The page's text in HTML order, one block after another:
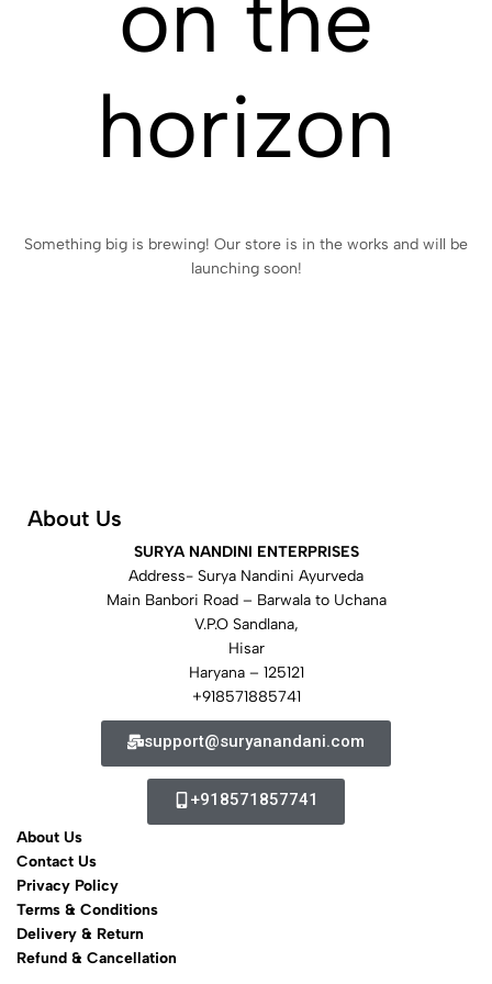
horizon
Something big is brewing! Our store is in the works and will be
launching soon!
About Us
SURYA NANDINI ENTERPRISES
Address- Surya Nandini Ayurveda
Main Banbori Road – Barwala to Uchana
V.P.O Sandlana,
Hisar
Haryana – 125121
+918571885741
support@suryanandani.com
+918571857741
About Us
Contact Us
Privacy Policy
Terms & Conditions
Delivery & Return
Refund & Cancellation